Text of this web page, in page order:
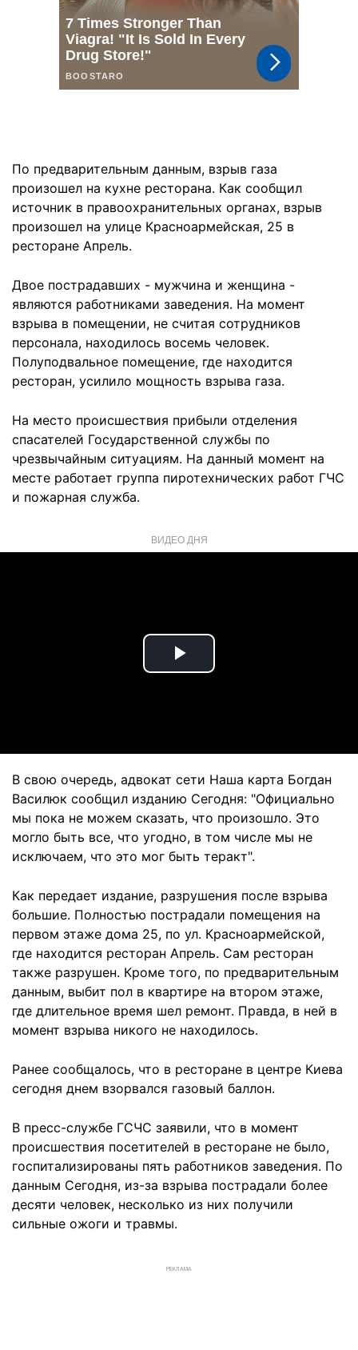
По предварительным данным, взрыв газа
произошел на кухне ресторана. Как сообщил
источник в правоохранительных органах, взрыв
произошел на улице Красноармейская, 25 в
ресторане Апрель.
Двое пострадавших - мужчина и женщина -
являются работниками заведения. На момент
взрыва в помещении, не считая сотрудников
персонала, находилось восемь человек.
Полуподвальное помещение, где находится
ресторан, усилило мощность взрыва газа.
На место происшествия прибыли отделения
спасателей Государственной службы по
чрезвычайным ситуациям. На данный момент на
месте работает группа пиротехнических работ ГЧС
и пожарная служба.
ВИДЕО ДНЯ
Play
В свою очередь, адвокат сети Наша карта Богдан
Василюк сообщил изданию Сегодня: "Официально
мы пока не можем сказать, что произошло. Это
могло быть все, что угодно, в том числе мы не
исключаем, что это мог быть теракт".
Как передает издание, разрушения после взрыва
большие. Полностью пострадали помещения на
первом этаже дома 25, по ул. Красноармейской,
где находится ресторан Апрель. Сам ресторан
также разрушен. Кроме того, по предварительным
данным, выбит пол в квартире на втором этаже,
где длительное время шел ремонт. Правда, в ней в
момент взрыва никого не находилось.
Ранее сообщалось, что в ресторане в центре Киева
сегодня днем взорвался газовый баллон.
В пресс-службе ГСЧС заявили, что в момент
происшествия посетителей в ресторане не было,
госпитализированы пять работников заведения. По
данным Сегодня, из-за взрыва пострадали более
десяти человек, несколько из них получили
сильные ожоги и травмы.
РЕКЛАМА